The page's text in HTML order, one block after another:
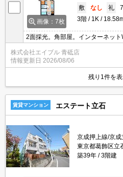
画像：7枚
敷
なし 礼
3階
1K
2面採光。角部屋。インターネット
安心のオートロック。TVモニター
別。浴室乾燥機付。温水洗浄便座
ら。
株式会社エイブル 青砥店
情報更新日 2026/08/06
残り1件を
賃貸マンション エステート立石
京成押上線/京
東京都葛飾区立
築39年
3階建